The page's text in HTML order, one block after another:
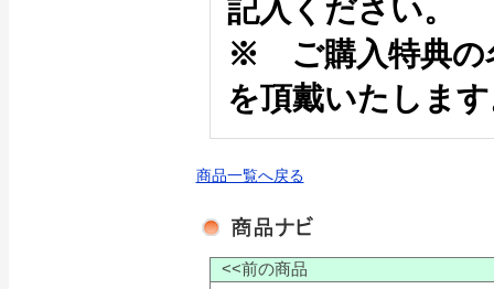
記入ください。
※ ご購入特典の
を頂戴いたしま
商品一覧へ戻る
<<前の商品